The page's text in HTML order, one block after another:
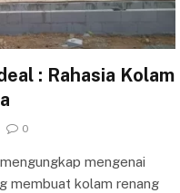
: Rahasia Kolam
0
mengenai
membuat kolam renang